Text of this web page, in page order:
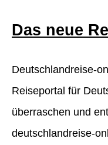
e
n
a
c
h
Das neue
Deutschlandreise-
Reiseportal für
überraschen und
deutschlandreise-